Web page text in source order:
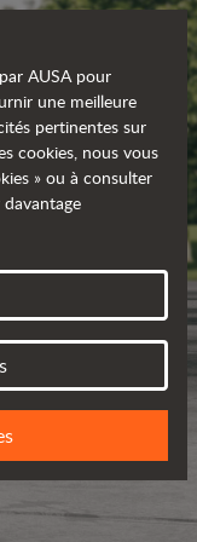
AUSA pour
une meilleure
pertinentes sur
cookies, nous vous
» ou à consulter